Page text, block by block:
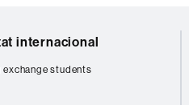
internacional
exchange students